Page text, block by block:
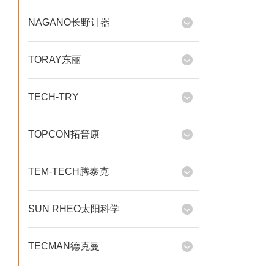
NAGANO长野计器
TORAY东丽
TECH-TRY
TOPCON拓普康
TEM-TECH腾泰克
SUN RHEO太阳科学
TECMAN德克曼